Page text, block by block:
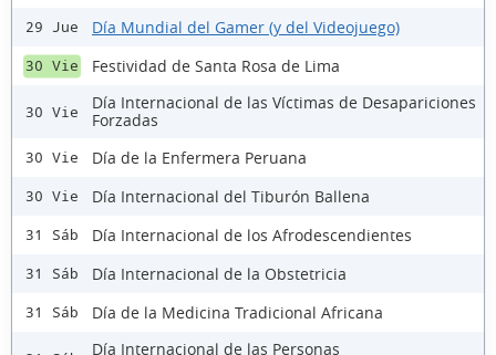
29 Jue Día Mundial del Gamer (y del Videojuego)
30 Vie Festividad de Santa Rosa de Lima
30 Vie
Día Internacional de las Víctimas de Desapariciones
Forzadas
30 Vie Día de la Enfermera Peruana
30 Vie Día Internacional del Tiburón Ballena
31 Sáb Día Internacional de los Afrodescendientes
31 Sáb Día Internacional de la Obstetricia
31 Sáb Día de la Medicina Tradicional Africana
Día Internacional de las Personas